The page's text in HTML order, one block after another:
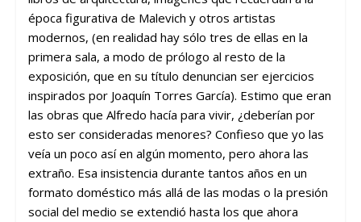
época figurativa de Malevich y otros artistas
modernos, (en realidad hay sólo tres de ellas en la
primera sala, a modo de prólogo al resto de la
exposición, que en su título denuncian ser ejercicios
inspirados por Joaquín Torres García). Estimo que eran
las obras que Alfredo hacía para vivir, ¿deberían por
esto ser consideradas menores? Confieso que yo las
veía un poco así en algún momento, pero ahora las
extraño. Esa insistencia durante tantos años en un
formato doméstico más allá de las modas o la presión
social del medio se extendió hasta los que ahora